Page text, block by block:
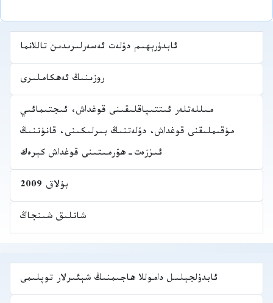
ئابدۇرېھىم دۆلەت ئەسەرلىرىدىن تاللانما
روزىنىڭ ئەھكاملىرى
مىللەتلەر ئىتتىپاقلىقىنى قوغداش، ئىجتىمائىي
مۇقىملىقنى قوغداش، دۆلەتنىڭ بىرلىكىنى، قانۇننىڭ
ئىززەت-ھۆرمىتىنى قوغداش كېرەك
بۇلاق 2009
شانلىق شىنجاڭ
ئابدۇلجېلىل داموللا ھاجىمنىڭ شېئىرلار توپلىمى